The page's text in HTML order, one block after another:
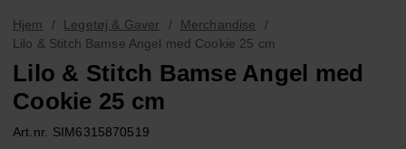
Hjem Legetøj & Gaver
Merchandise
Lilo & Stitch Bamse Angel med Cookie 25 cm
Lilo & Stitch Bamse Angel med
Cookie 25 cm
Art.nr. SIM6315870519